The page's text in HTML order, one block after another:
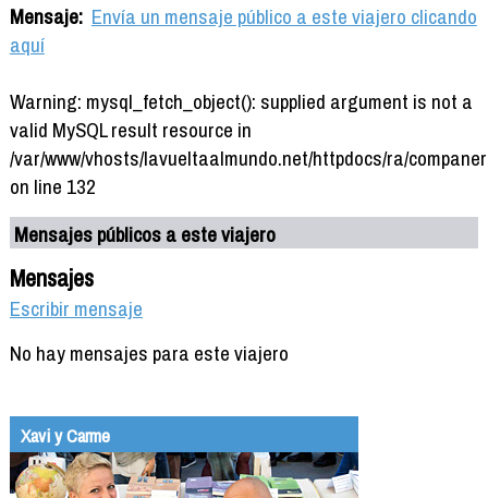
Mensaje: Envía un mensaje público a este viajero clicando
aquí
Warning: mysql_fetch_object(): supplied argument is not a
valid MySQL result resource in
/var/www/vhosts/lavueltaalmundo.net/httpdocs/ra/
on line 132
Mensajes públicos a este viajero
Mensajes
Escribir mensaje
No hay mensajes para este viajero
Xavi y Carme